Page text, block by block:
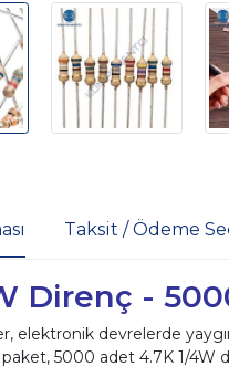
Taksit / Ödeme
Direnç -
elektronik devrelerde
paket, 5000 adet 4.7K 1/